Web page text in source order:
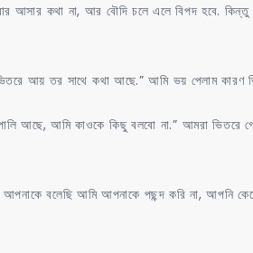
আসার কথা না, আর বৌদি চলে এলে বিপদ হবে.
আয় তর সাথে কথা আছে.” আমি ভয় পেলাম কারণ
আছে, আমি কাওকে কিছু বলবো না.” আমরা ভিতরে
বলেছি আমি আপনাকে পছন্দ করি না, আপনি